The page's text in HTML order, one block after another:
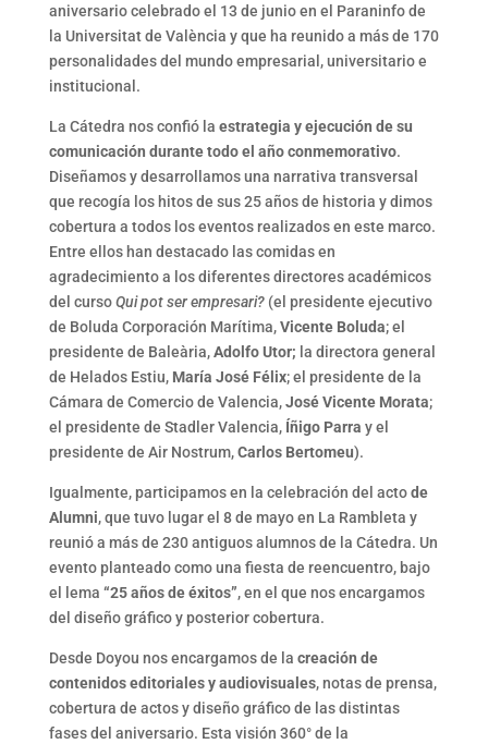
aniversario celebrado el 13 de junio en el Paraninfo de
la Universitat de València y que ha reunido a más de 170
personalidades del mundo empresarial, universitario e
institucional.
La Cátedra nos confió la estrategia y ejecución de su
comunicación durante todo el año conmemorativo.
Diseñamos y desarrollamos una narrativa transversal
que recogía los hitos de sus 25 años de historia y dimos
cobertura a todos los eventos realizados en este marco.
Entre ellos han destacado las comidas en
agradecimiento a los diferentes directores académicos
del cursoQui pot ser empresari?(el presidente ejecutivo
de Boluda Corporación Marítima,Vicente Boluda; el
presidente de Baleària,Adolfo Utor; la directora general
de Helados Estiu, María José Félix; el presidente de la
Cámara de Comercio de Valencia,José Vicente Morata;
el presidente de Stadler Valencia, Íñigo Parra y el
presidente de Air Nostrum,Carlos Bertomeu).
Igualmente, participamos en la celebración del actode
Alumni, que tuvo lugar el 8 de mayo en La Rambleta y
reunió a más de 230 antiguos alumnos de la Cátedra. Un
evento planteado como una fiesta de reencuentro, bajo
el lema “25 años de éxitos”, en el que nos encargamos
del diseño gráfico y posterior cobertura.
Desde Doyou nos encargamos de la creación de
contenidos editoriales y audiovisuales, notas de prensa,
cobertura de actos y diseño gráfico de las distintas
fases del aniversario. Esta visión 360° de la